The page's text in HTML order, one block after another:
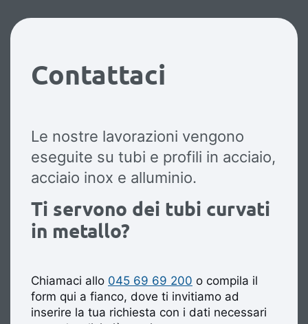
Contattaci
Le nostre lavorazioni vengono
eseguite su tubi e profili in acciaio,
acciaio inox e alluminio.
Ti servono dei tubi curvati
in metallo?
Chiamaci allo 045 69 69 200 o compila il
form qui a fianco, dove ti invitiamo ad
inserire la tua richiesta con i dati necessari